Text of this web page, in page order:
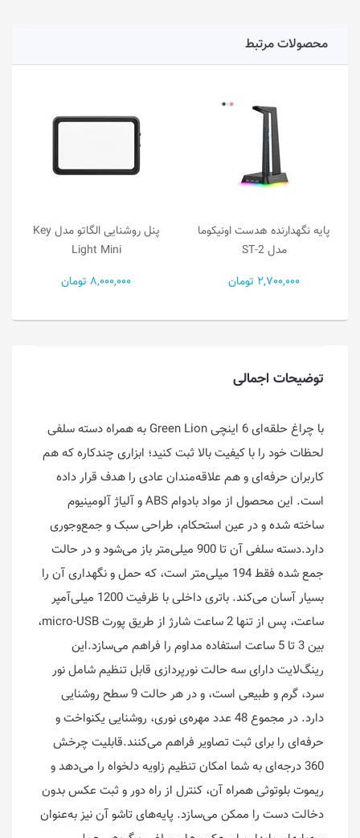
محصولات مرتبط
پایه نگهدارنده هدست اونیکوما
مدل ST-2
2,700,000 تومان
پنل روشنایی الگاتو مدل Key
Light Mini
8,000,000 تومان
توضیحات اجمالی
با چراغ حلقه‌ای 6 اینچی Green Lion به همراه دسته سلفی
لحظات خود را با کیفیت بالا ثبت کنید؛ ابزاری چندکاره که هم
کاربران حرفه‌ای و هم علاقه‌مندان عادی را هدف قرار داده
است. این محصول از مواد بادوام ABS و آلیاژ آلومینیوم
ساخته شده و در عین استحکام، طراحی سبک و جمع‌وجوری
دارد.دسته سلفی آن تا 900 میلی‌متر باز می‌شود و در حالت
جمع شده فقط 194 میلی‌متر است، که حمل و نگهداری آن را
بسیار آسان می‌کند. باتری داخلی با ظرفیت 1200 میلی‌آمپر
ساعت، پس از تنها 2 ساعت شارژ از طریق پورت micro-USB،
بین 3 تا 5 ساعت استفاده مداوم را فراهم می‌سازد.این
رینگ‌لایت دارای سه حالت نورپردازی قابل تنظیم شامل نور
سرد، گرم و طبیعی است، و در هر حالت 9 سطح روشنایی
دارد. در مجموع 48 عدد مهره‌ی نوری، روشنایی یکنواخت و
حرفه‌ای را برای ثبت تصاویر فراهم می‌کنند.قابلیت چرخش
360 درجه‌ای به شما امکان تنظیم زاویه دلخواه را می‌دهد و
ریموت بلوتوثی همراه آن، کنترل از راه دور و ثبت عکس بدون
دخالت دست را ممکن می‌سازد. پایه‌های تاشو آن نیز به‌عنوان